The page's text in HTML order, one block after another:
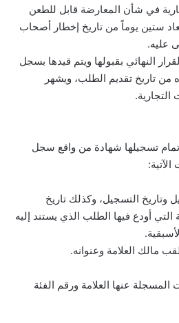
في شأن المعارضة قابل للطعن
ستين يوماً من تاريخ إخطار أصحاب
عليه.
النهائي بقبولها ويتم قيدها بسجل
من تاريخ تقديم الطلب، ويشهر
تسجيلها شهادة من واقع سجل
التسجيل، وكذلك تاريخ
أودع فيها الطلب الذي يستند إليه
مالك العلامة وعنوانه.
المسجلة عنها العلامة ورقم الفئة